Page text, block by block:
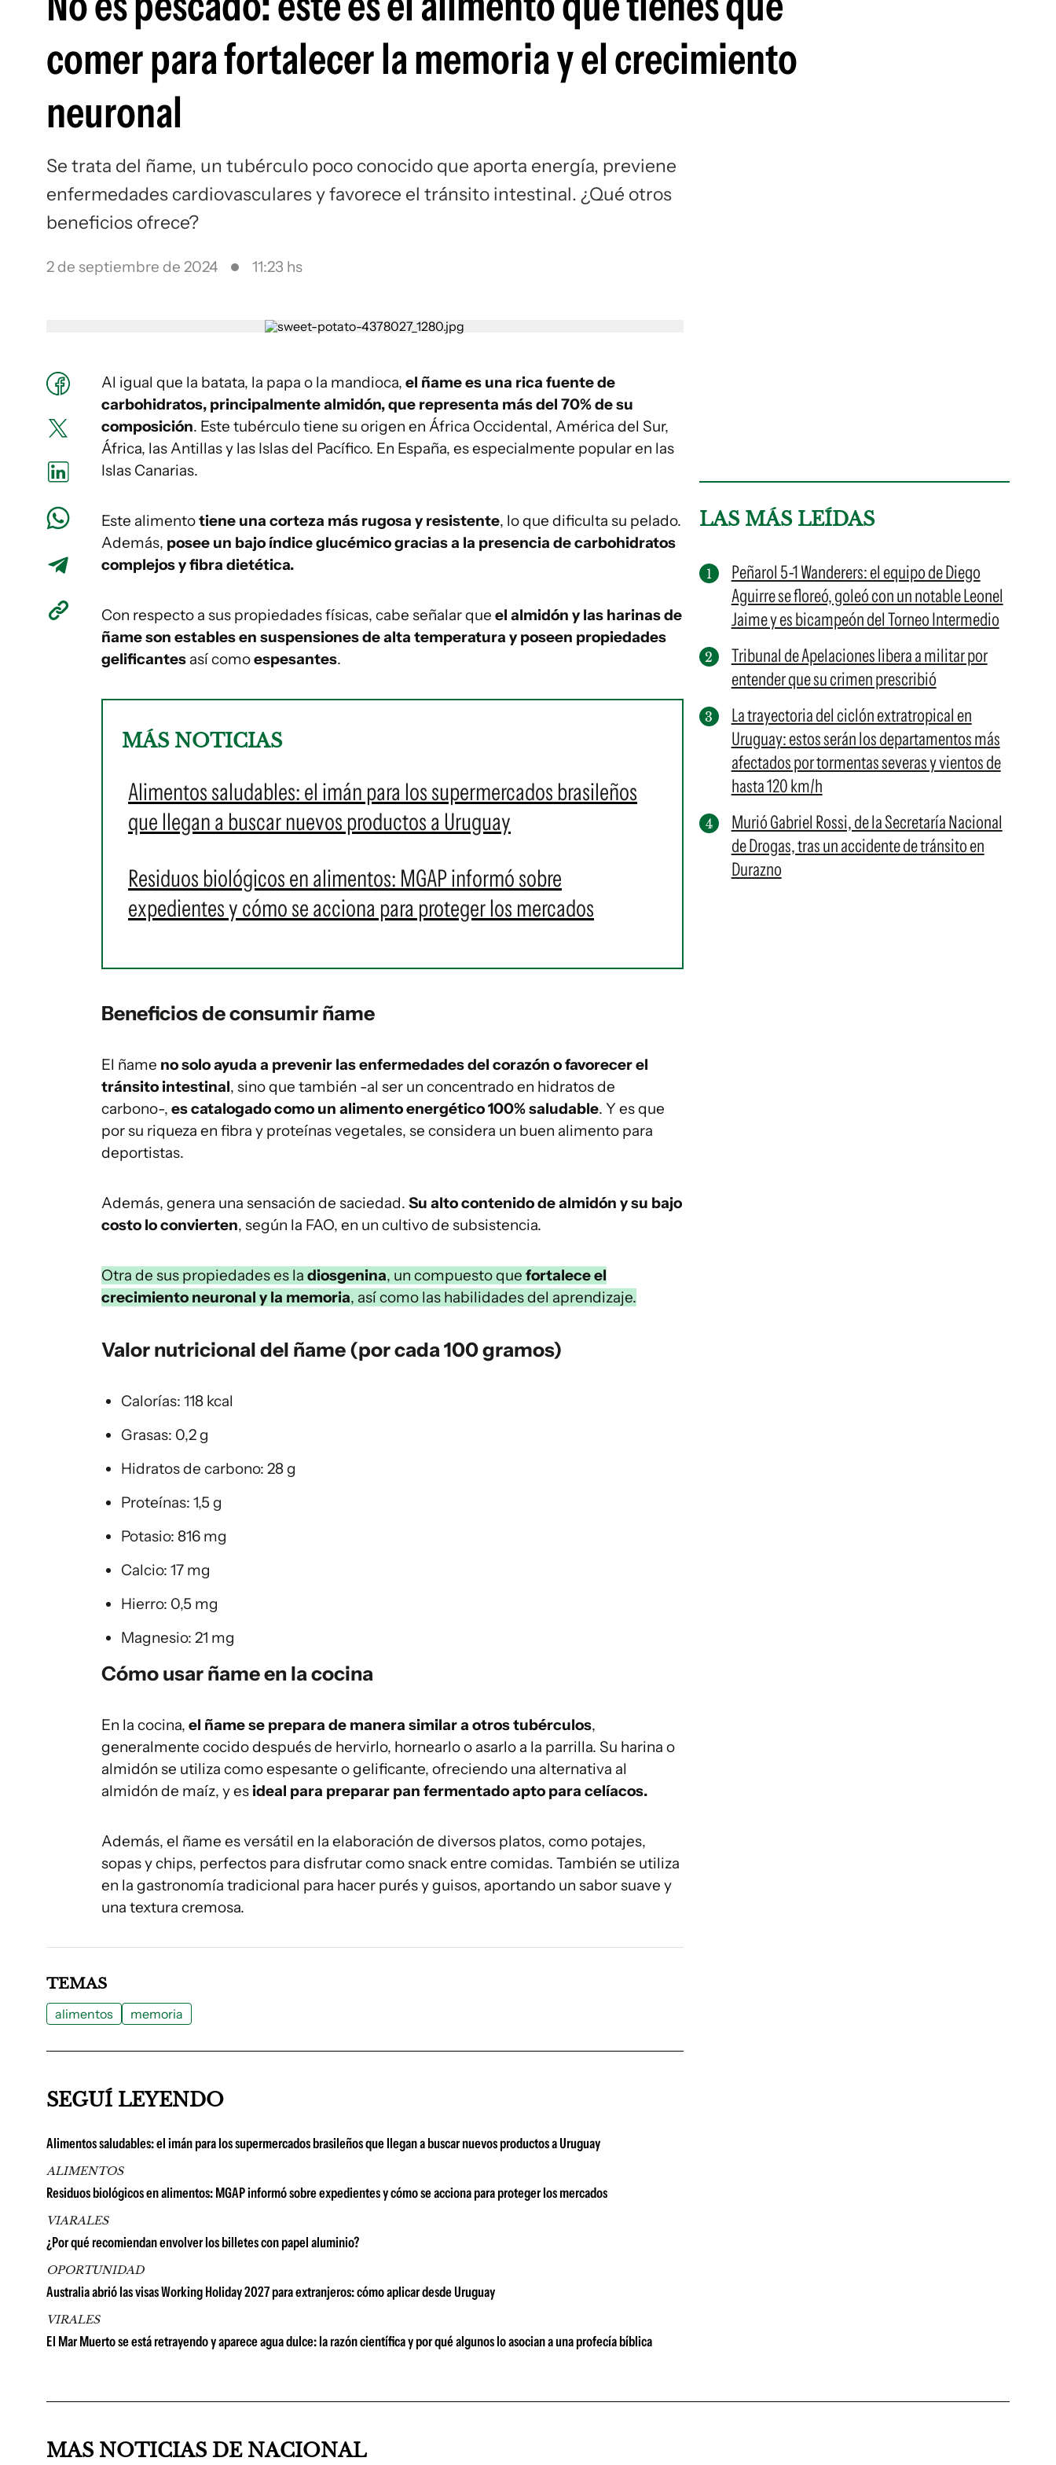
comer para fortalecer la memoria y el crecimiento
neuronal
Se trata del ñame, un tubérculo poco conocido que aporta energía, previene
enfermedades cardiovasculares y favorece el tránsito intestinal. ¿Qué otros
beneficios ofrece?
2 de septiembre de 2024 11:23 hs
Al igual que la batata, la papa o la mandioca, el ñame es una rica fuente de
carbohidratos, principalmente almidón, que representa más del 70% de su
composición. Este tubérculo tiene su origen en África Occidental, América del Sur,
África, las Antillas y las Islas del Pacífico. En España, es especialmente popular en las
Islas Canarias.
Este alimentotiene una corteza más rugosa y resistente, lo que dificulta su pelado.
Además, posee un bajo índice glucémico gracias a la presencia de carbohidratos
complejos y fibra dietética.
Con respecto a sus propiedades físicas, cabe señalar que el almidón y las harinas de
ñame son estables en suspensiones de alta temperatura y poseen propiedades
gelificantes así comoespesantes.
MÁS NOTICIAS
Alimentos saludables: el imán para los supermercados brasileños
que llegan a buscar nuevos productos a Uruguay
Residuos biológicos en alimentos: MGAP informó sobre
expedientes y cómo se acciona para proteger los mercados
Beneficios de consumir ñame
El ñame no solo ayuda a prevenir las enfermedades del corazón o favorecer el
tránsito intestinal, sino que también -al ser un concentrado en hidratos de
carbono-, es catalogado como un alimento energético 100% saludable. Y es que
por su riqueza en fibra y proteínas vegetales, se considera un buen alimento para
deportistas.
Además, genera una sensación de saciedad. Su alto contenido de almidón y su bajo
costo lo convierten, según la FAO, en un cultivo de subsistencia.
Otra de sus propiedades es la diosgenina, un compuesto que fortalece el
crecimiento neuronal y la memoria, así como las habilidades del aprendizaje.
Valor nutricional del ñame (por cada 100 gramos)
Calorías: 118 kcal
Grasas: 0,2 g
Hidratos de carbono: 28 g
Proteínas: 1,5 g
Potasio: 816 mg
Calcio: 17 mg
Hierro: 0,5 mg
Magnesio: 21 mg
Cómo usar ñame en la cocina
En la cocina, el ñame se prepara de manera similar a otros tubérculos,
generalmente cocido después de hervirlo, hornearlo o asarlo a la parrilla. Su harina o
almidón se utiliza como espesante o gelificante, ofreciendo una alternativa al
almidón de maíz, y es ideal para preparar pan fermentado apto para celíacos.
Además, el ñame es versátil en la elaboración de diversos platos, como potajes,
sopas y chips, perfectos para disfrutar como snack entre comidas. También se utiliza
en la gastronomía tradicional para hacer purés y guisos, aportando un sabor suave y
una textura cremosa.
LAS MÁS LEÍDAS
Peñarol 5-1 Wanderers: el equipo de Diego
Aguirre se floreó, goleó con un notable Leonel
Jaime y es bicampeón del Torneo Intermedio
Tribunal de Apelaciones libera a militar por
entender que su crimen prescribió
La trayectoria del ciclón extratropical en
Uruguay: estos serán los departamentos más
afectados por tormentas severas y vientos de
hasta 120 km/h
Murió Gabriel Rossi, de la Secretaría Nacional
de Drogas, tras un accidente de tránsito en
Durazno
TEMAS
alimentos memoria
SEGUÍ LEYENDO
Alimentos saludables: el imán para los supermercados brasileños que llegan a buscar nuevos productos a Uruguay
ALIMENTOS
Residuos biológicos en alimentos: MGAP informó sobre expedientes y cómo se acciona para proteger los mercados
VIARALES
¿Por qué recomiendan envolver los billetes con papel aluminio?
OPORTUNIDAD
Australia abrió las visas Working Holiday 2027 para extranjeros: cómo aplicar desde Uruguay
VIRALES
El Mar Muerto se está retrayendo y aparece agua dulce: la razón científica y por qué algunos lo asocian a una profecía bíblica
MAS NOTICIAS DE NACIONAL